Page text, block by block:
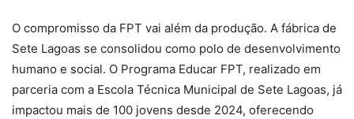
O compromisso da FPT vai além da produção. A fábrica de
Sete Lagoas se consolidou como polo de desenvolvimento
humano e social. O Programa Educar FPT, realizado em
parceria com a Escola Técnica Municipal de Sete Lagoas, já
impactou mais de 100 jovens desde 2024, oferecendo